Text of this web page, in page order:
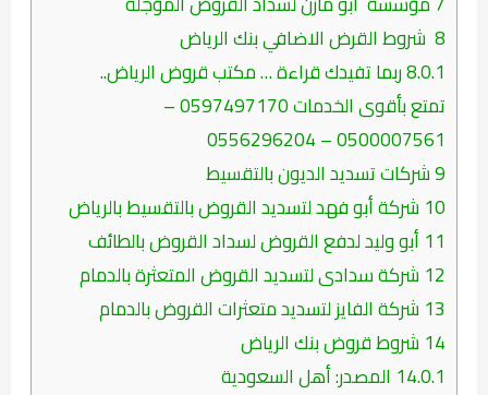
8شروط القرض الاضافي بنك الرياض
8.0.1ربما تفيدك قراءة … مكتب قروض الرياض..
تمتع بأقوى الخدمات 0597497170 –
0500007561 – 0556296204
9شركات تسديد الديون بالتقسيط
10 شركة أبو فهد لتسديد القروض بالتقسيط بالرياض
11أبو وليد لدفع القروض لسداد القروض بالطائف
12 شركة سدادى لتسديد القروض المتعثرة بالدمام
13 شركة الفايز لتسديد متعثرات القروض بالدمام
14 شروط قروض بنك الرياض
14.0.1 المصدر: أهل السعودية